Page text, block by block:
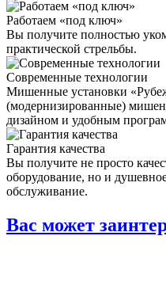
Работаем «под ключ»
Вы получите полностью
практической стрельбы.
Современные технологии
Мишенные установки
(модернизированные)
дизайном и удобным
Гарантия качества
Вы получите не просто
оборудование, но и
обслуживание.
Вас может